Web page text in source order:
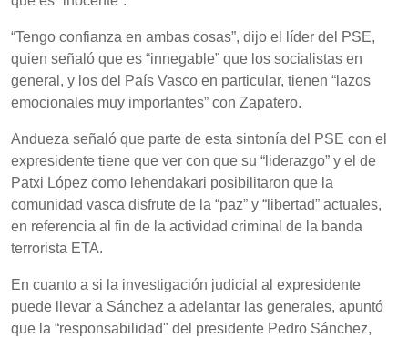
“Tengo confianza en ambas cosas”, dijo el líder del PSE,
quien señaló que es “innegable” que los socialistas en
general, y los del País Vasco en particular, tienen “lazos
emocionales muy importantes” con Zapatero.
Andueza señaló que parte de esta sintonía del PSE con el
expresidente tiene que ver con que su “liderazgo” y el de
Patxi López como lehendakari posibilitaron que la
comunidad vasca disfrute de la “paz” y “libertad” actuales,
en referencia al fin de la actividad criminal de la banda
terrorista ETA.
En cuanto a si la investigación judicial al expresidente
puede llevar a Sánchez a adelantar las generales, apuntó
que la “responsabilidad" del presidente Pedro Sánchez,